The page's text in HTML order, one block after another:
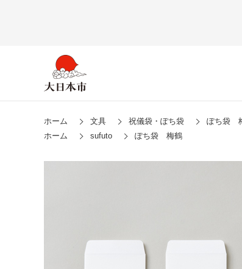
ホーム 文具 祝儀袋・ぽち袋
ぽち袋
ホーム
sufuto ぽち袋 梅鶴